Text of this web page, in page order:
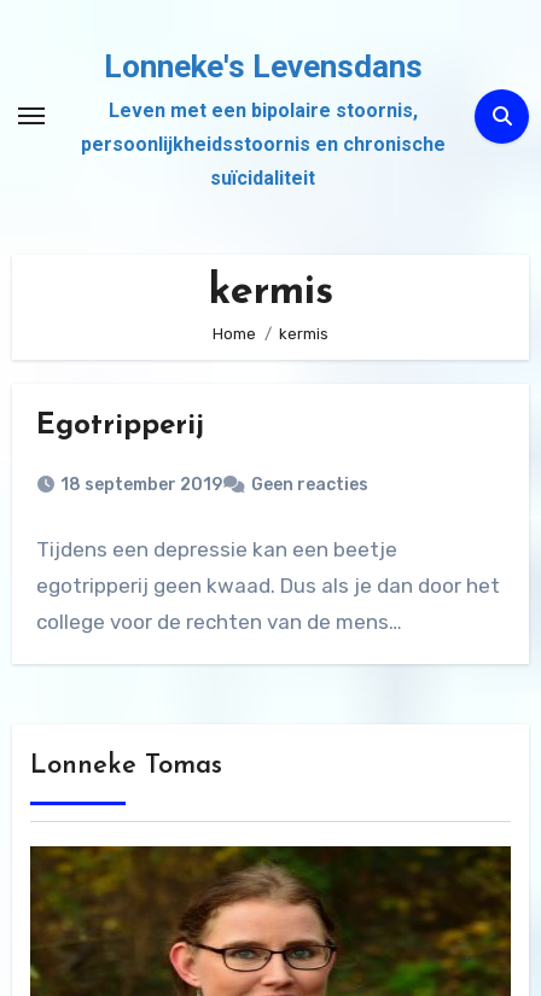
inhoud
Lonneke's Levensdans
Leven met een bipolaire stoornis,
persoonlijkheidsstoornis en chronische
suïcidaliteit
kermis
Home kermis
Egotripperij
18 september 2019 Geen reacties
Tijdens een depressie kan een beetje
egotripperij geen kwaad. Dus als je dan door het
college voor de rechten van de mens…
Lonneke Tomas